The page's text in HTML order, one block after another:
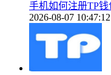
手机如何注册TP
2026-08-07 10:47:12